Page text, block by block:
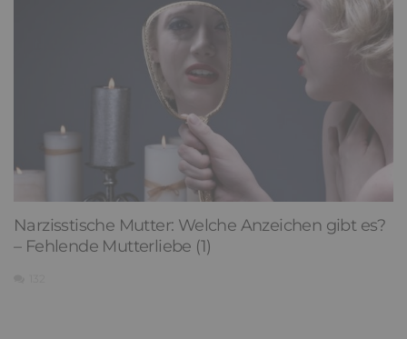
Narzisstische Mutter: Welche Anzeichen gibt es?
– Fehlende Mutterliebe (1)